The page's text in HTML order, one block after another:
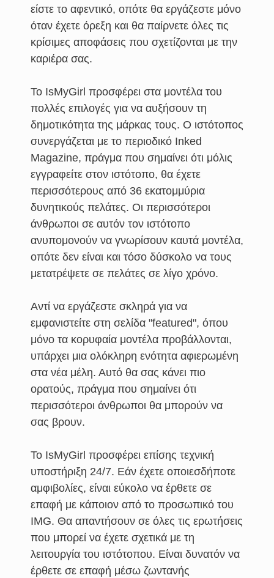
είστε το αφεντικό, οπότε θα εργάζεστε μόνο
όταν έχετε όρεξη και θα παίρνετε όλες τις
κρίσιμες αποφάσεις που σχετίζονται με την
καριέρα σας.
Το IsMyGirl προσφέρει στα μοντέλα του
πολλές επιλογές για να αυξήσουν τη
δημοτικότητα της μάρκας τους. Ο ιστότοπος
συνεργάζεται με το περιοδικό Inked
Magazine, πράγμα που σημαίνει ότι μόλις
εγγραφείτε στον ιστότοπο, θα έχετε
περισσότερους από 36 εκατομμύρια
δυνητικούς πελάτες. Οι περισσότεροι
άνθρωποι σε αυτόν τον ιστότοπο
ανυπομονούν να γνωρίσουν καυτά μοντέλα,
οπότε δεν είναι και τόσο δύσκολο να τους
μετατρέψετε σε πελάτες σε λίγο χρόνο.
Αντί να εργάζεστε σκληρά για να
εμφανιστείτε στη σελίδα "featured", όπου
μόνο τα κορυφαία μοντέλα προβάλλονται,
υπάρχει μια ολόκληρη ενότητα αφιερωμένη
στα νέα μέλη. Αυτό θα σας κάνει πιο
ορατούς, πράγμα που σημαίνει ότι
περισσότεροι άνθρωποι θα μπορούν να
σας βρουν.
Το IsMyGirl προσφέρει επίσης τεχνική
υποστήριξη 24/7. Εάν έχετε οποιεσδήποτε
αμφιβολίες, είναι εύκολο να έρθετε σε
επαφή με κάποιον από το προσωπικό του
IMG. Θα απαντήσουν σε όλες τις ερωτήσεις
που μπορεί να έχετε σχετικά με τη
λειτουργία του ιστότοπου. Είναι δυνατόν να
έρθετε σε επαφή μέσω ζωντανής